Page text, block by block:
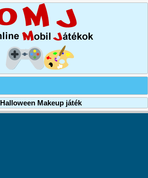
Halloween Makeup játék